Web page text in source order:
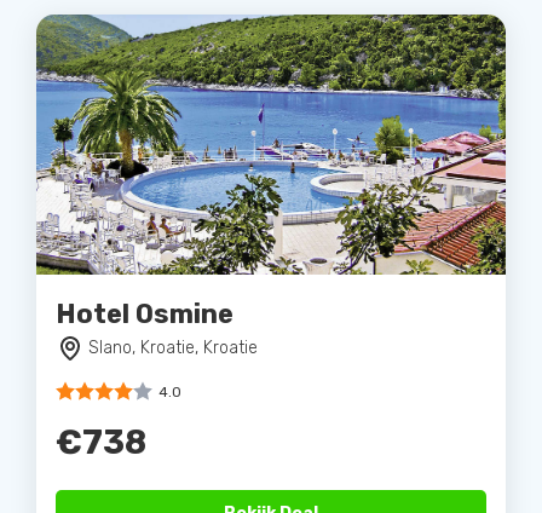
Hotel Osmine
Slano, Kroatie, Kroatie
4.0
€738